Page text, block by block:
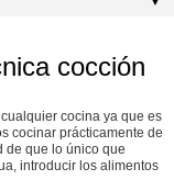
cocción
cocina ya que es
cocinar prácticamente de
de que lo único que
introducir los alimentos